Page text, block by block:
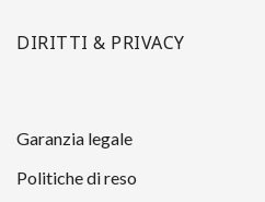
DIRITTI & PRIVACY
Garanzia legale
Politiche di reso